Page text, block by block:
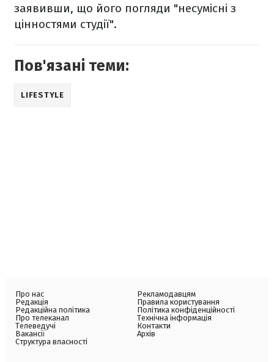
заявивши, що його погляди "несумісні з
цінностями студії".
Пов'язані теми:
LIFESTYLE
Про нас
Редакція
Редакційна політика
Про телеканал
Телеведучі
Вакансії
Структура власності
Рекламодавцям
Правила користування
Політика конфіденційності
Технічна інформація
Контакти
Архів